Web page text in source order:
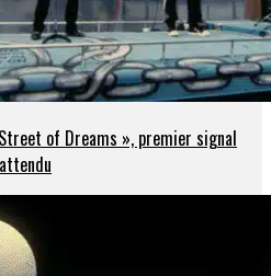
of Dreams », premier signal